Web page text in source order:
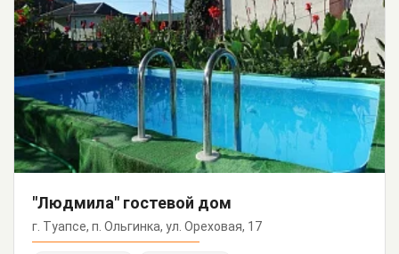
"Людмила" гостевой дом
г. Туапсе, п. Ольгинка, ул. Ореховая, 17